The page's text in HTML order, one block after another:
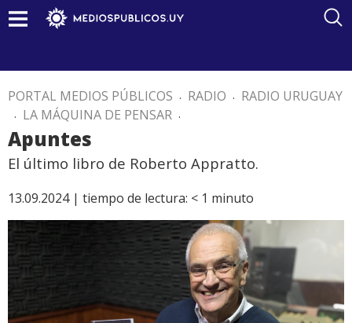
PORTAL MEDIOS PÚBLICOS . RADIO . RADIO URUGUAY
. LA MÁQUINA DE PENSAR .
Apuntes
El último libro de Roberto Appratto.
13.09.2024 | tiempo de lectura: < 1 minuto